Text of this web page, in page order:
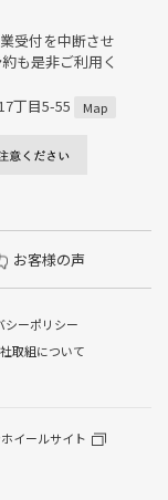
受付を中断させ
も是非ご利用く
丁目5-55
Map
お客様の声
シーポリシー
取組について
イールサイト
ル交換/その他